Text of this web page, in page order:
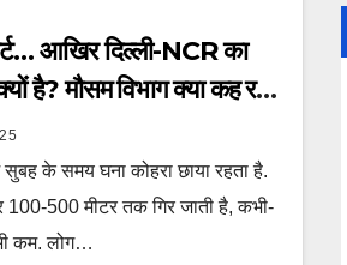
आखिर दिल्ली-NCR का
है? मौसम विभाग क्या कह रहा
weather so
days
के समय घना कोहरा छाया रहता है.
100-500 मीटर तक गिर जाती है, कभी-
कम. लोग…